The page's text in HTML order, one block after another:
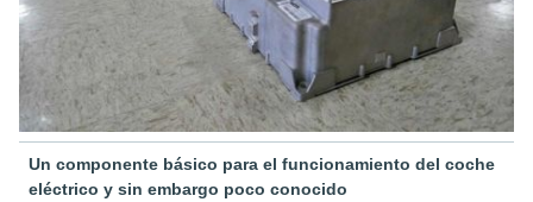
Un componente básico para el funcionamiento del coche
eléctrico y sin embargo poco conocido